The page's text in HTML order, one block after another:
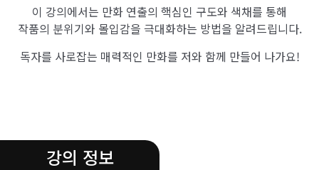
이 강의에서는 만화 연출의 핵심인 구도와 색채를 통해
작품의 분위기와 몰입감을 극대화하는 방법을 알려드립니다.
독자를 사로잡는 매력적인 만화를 저와 함께 만들어 나가요!
강의 정보